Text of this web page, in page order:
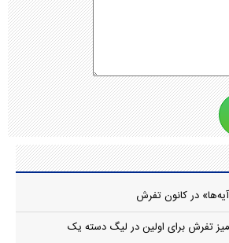
در کانون تفرش
تفرش برای اولین در لیگ دسته یک